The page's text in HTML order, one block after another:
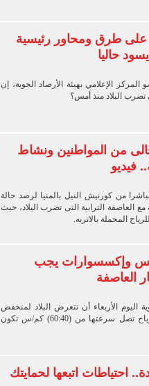
على طرق ومحاور رئيسية
حاليا
الإعلامي بهيئة الأرصاد الجوية، إن
تضرب البلاد منذ أمس؟
من المواطنين ونشاط
فيديو
من كورنيش النيل بالمنيا لرصد حالة
العاصفة الترابية التى تضرب اليلاد، حيث
المحملة بالاتربه.
وإكسسوارات يجب
العاصفة
اليوم الأربعاء أن تتعرض البلاد لمنخفض
جوي خماسيني يصاحبه نشاط رياح تصل سرعتها من (60:40) كم/س تكون
احتياطات اتبعها لحمايتك